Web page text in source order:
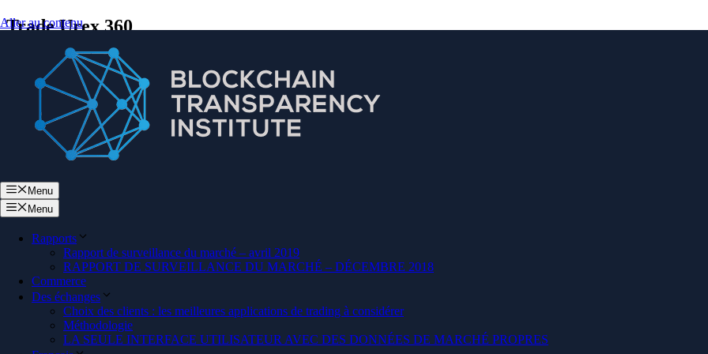
Aller au contenu
Menu
Menu
Rapports
Rapport de surveillance du marché – avril 2019
RAPPORT DE SURVEILLANCE DU MARCHÉ – DÉCEMBRE 2018
Commerce
Des échanges
Choix des clients : les meilleures applications de trading à considérer
Méthodologie
LA SEULE INTERFACE UTILISATEUR AVEC DES DONNÉES DE MARCHÉ PROPRES
Trade Urex 360